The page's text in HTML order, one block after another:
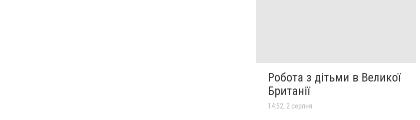
Робота з дітьми в Великої
Британії
14:52, 2 серпня